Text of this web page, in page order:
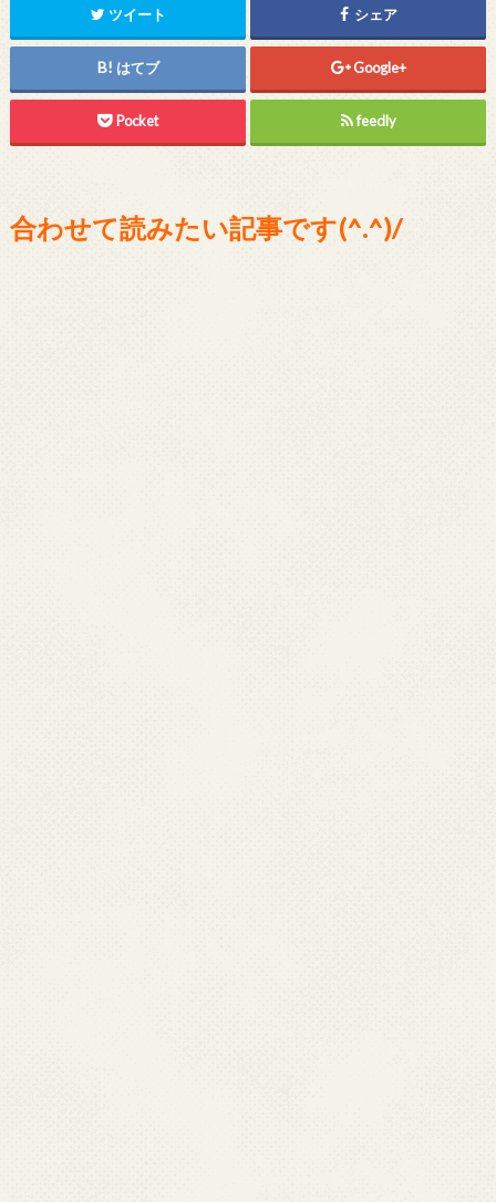
ツイート シェア
はてブ Google+
Pocket feedly
合わせて読みたい記事です(^.^)/